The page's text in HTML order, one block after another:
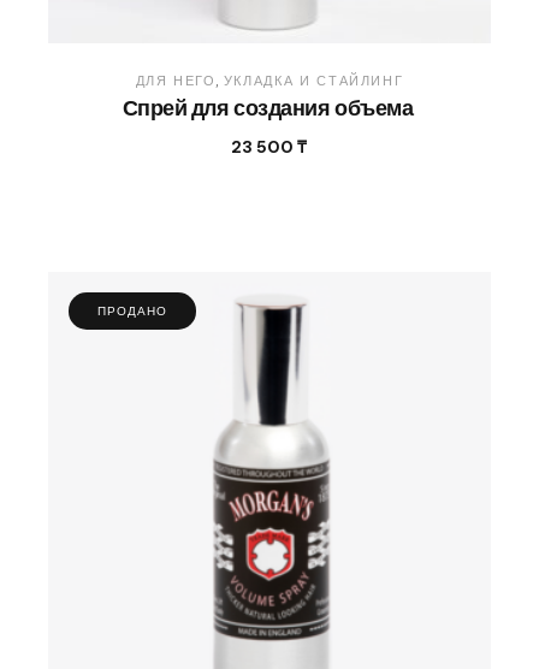
ДЛЯ НЕГО УКЛАДКА И СТАЙЛИНГ
Спрей для создания объема
23 500₸
ПРОДАНО